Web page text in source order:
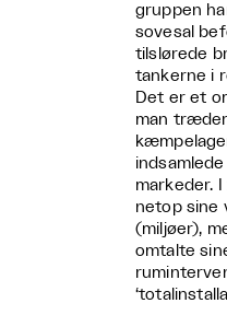
gruppen
sovesal
tilslørede
tankerne i
Det er et
man
markeder.
netop sine
(miljøer),
omtalte